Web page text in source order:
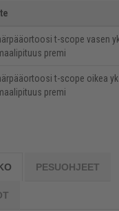
t-scope vasen
premi
t-scope oikea
premi
PESUOHJEET